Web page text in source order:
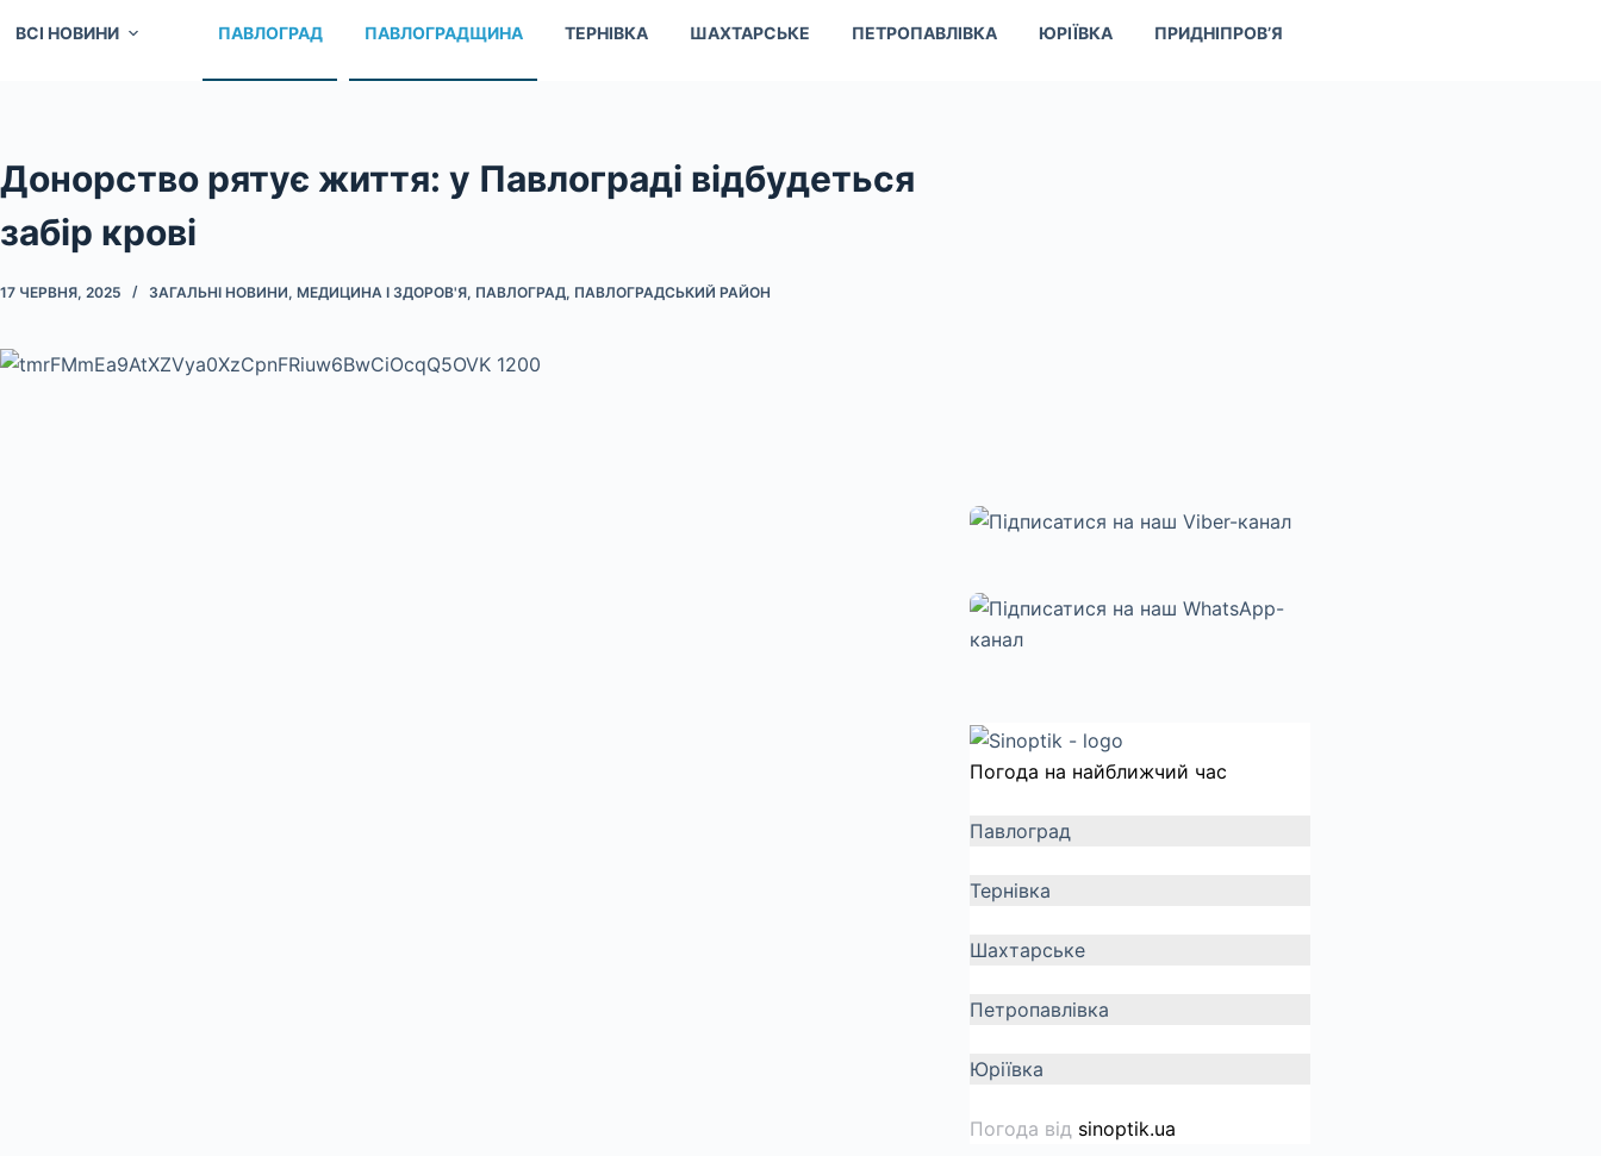
ВСІ НОВИНИ ПАВЛОГРАД ПАВЛОГРАДЩИНА ТЕРНІВКА ШАХТАРСЬКЕ ПЕТРОПАВЛІВКА ЮРІЇВКА ПРИДНІПРОВ’Я
Донорство рятує життя: у Павлограді відбудеться
забір крові
17 ЧЕРВНЯ, 2025 ЗАГАЛЬНІ НОВИНИ, МЕДИЦИНА І ЗДОРОВ'Я, ПАВЛОГРАД, ПАВЛОГРАДСЬКИЙ РАЙОН
Погода на найближчий час
Павлоград
Тернівка
Шахтарське
Петропавлівка
Юріївка
Погода від sinoptik.ua